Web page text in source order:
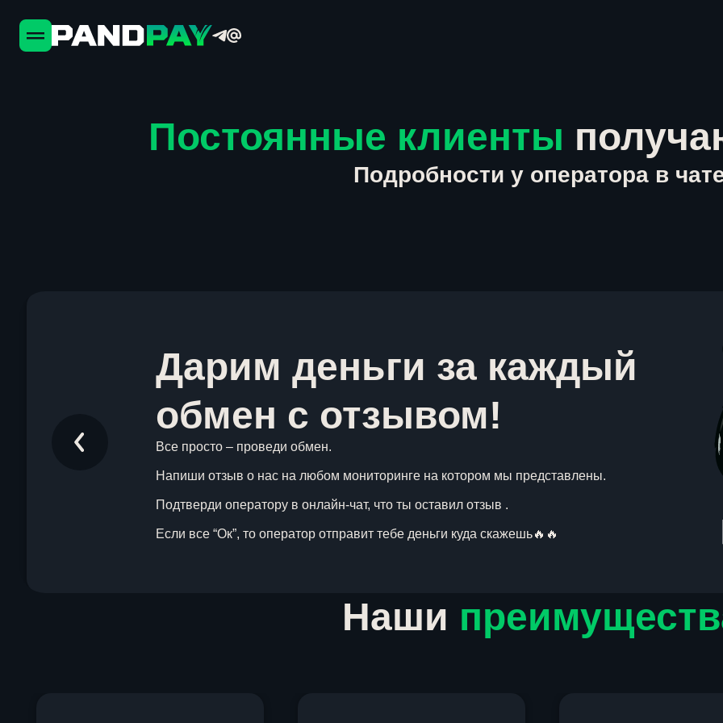
Постоянные клиенты
Подробности у оператора в
Дарим деньги за каждый
обмен с отзывом!
Все просто – проведи обмен.
Напиши отзыв о нас на любом мониторинге на котором мы представлены.
Подтверди оператору в онлайн-чат, что ты оставил отзыв .
Если все “Ок”, то оператор отправит тебе деньги куда скажешь🔥🔥
Наши